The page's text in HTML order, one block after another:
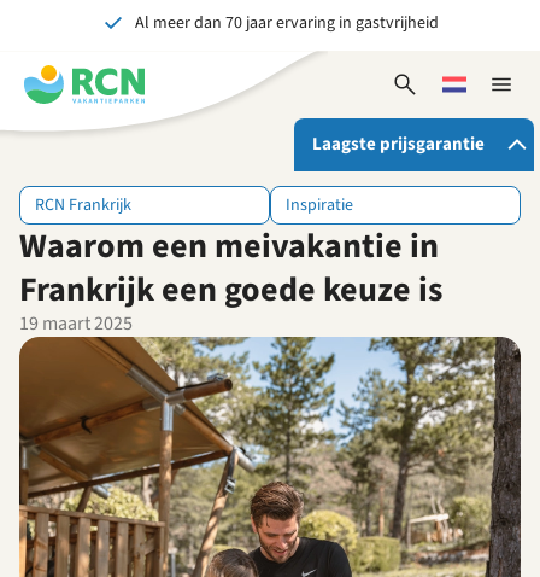
hoofdnavigatie
hoofdinhoud
voettekstinhoud
Al meer dan 70 jaar ervaring in gastvrijheid
Onvergetelijk voor jong en oud
Sluit
Open
zoekformulier
Kies
een
taal
Laagste prijsgarantie
Als je bij RCN boekt, krijg je:
De beste prijsgarantie
Exclusieve voordelen
Persoonlijk contact
Bekijk alle voordelen
RCN Frankrijk Inspiratie
Waarom een meivakantie in
Frankrijk een goede keuze is
19 maart 2025